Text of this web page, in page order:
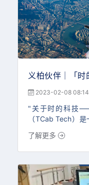
已在多个国际
义柏伙伴｜「时
人民币Pre-A轮
2023-02-08 08:14
"关于时的科技
（TCab Tech）
通能进入到大众日
的航空技术和智能
行服务。“时的”意
了解更多